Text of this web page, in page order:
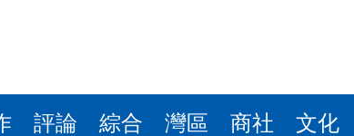
評論 綜合 灣區 商社 文化